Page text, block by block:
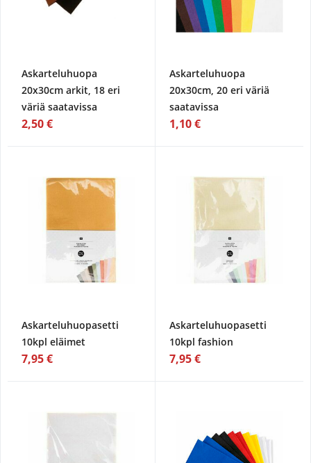
Askarteluhuopa
20x30cm arkit, 18 eri
väriä saatavissa
2,50 €
Askarteluhuopa
20x30cm, 20 eri väriä
saatavissa
1,10 €
Askarteluhuopasetti
10kpl eläimet
7,95 €
Askarteluhuopasetti
10kpl fashion
7,95 €